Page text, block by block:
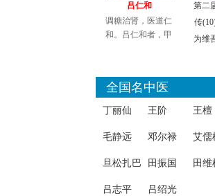
吕仁和
调糖治肾，医道仁
和。吕仁和者，甲
熏染自外祖，启蒙
于卫校，及后负笈
京师，乃首批中医
大学生也。暑来寒
往，六载寒窗，学
施今墨、秦伯未、
炙。
第二
传
为维
全国名中医
丁丽仙 王阶 王檀
毛静远 邓尔禄 艾儒
旦松扎巴 田振国 田维
吕志平 吕绍光